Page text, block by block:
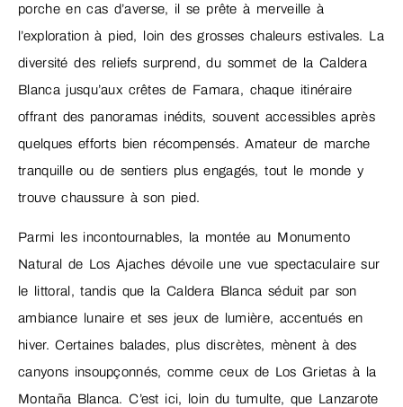
porche en cas d’averse, il se prête à merveille à
l’exploration à pied, loin des grosses chaleurs estivales. La
diversité des reliefs surprend, du sommet de la Caldera
Blanca jusqu’aux crêtes de Famara, chaque itinéraire
offrant des panoramas inédits, souvent accessibles après
quelques efforts bien récompensés. Amateur de marche
tranquille ou de sentiers plus engagés, tout le monde y
trouve chaussure à son pied.
Parmi les incontournables, la montée au Monumento
Natural de Los Ajaches dévoile une vue spectaculaire sur
le littoral, tandis que la Caldera Blanca séduit par son
ambiance lunaire et ses jeux de lumière, accentués en
hiver. Certaines balades, plus discrètes, mènent à des
canyons insoupçonnés, comme ceux de Los Grietas à la
Montaña Blanca. C’est ici, loin du tumulte, que Lanzarote